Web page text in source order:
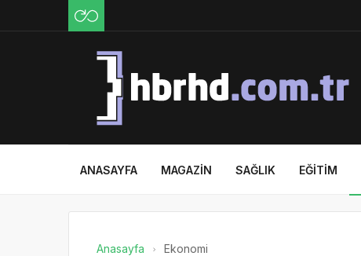
ANASAYFA MAGAZIN SAĞLIK EĞITIM
Anasayfa Ekonomi